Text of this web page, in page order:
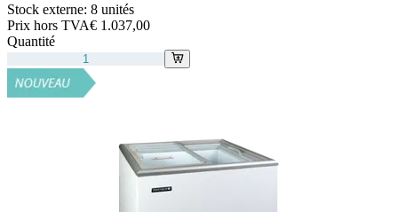
Stock externe: 8 unités
Prix hors TVA€ 1.037,00
Quantité